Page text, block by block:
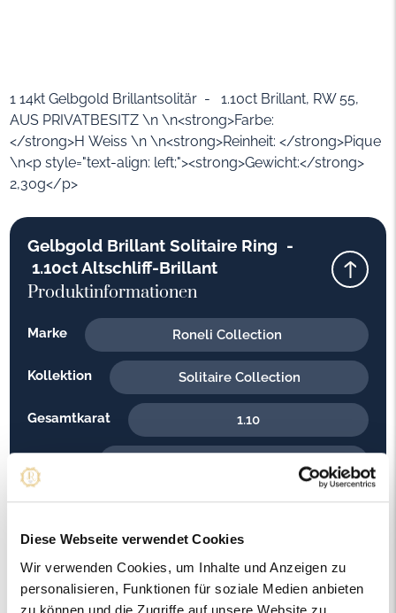
Diese Webseite verwendet Cookies
Wir verwenden Cookies, um Inhalte und Anzeigen zu
personalisieren, Funktionen für soziale Medien anbieten
zu können und die Zugriffe auf unsere Website zu
1 14kt Gelbgold Brillantsolitär - 1.10ct Brillant, RW 55,
AUS PRIVATBESITZ \n \n<strong>Farbe:
</strong>H Weiss \n \n<strong>Reinheit: </strong>Pique
\n<p style="text-align: left;"><strong>Gewicht:</strong>
2,30g</p>
Gelbgold Brillant Solitaire Ring -
1.10ct Altschliff-Brillant
Produktinformationen
Marke Roneli Collection
Kollektion Solitaire Collection
Gesamtkarat 1.10
Feingehalt 585
Gewicht 2.40
Steinfarbe H - Weiss